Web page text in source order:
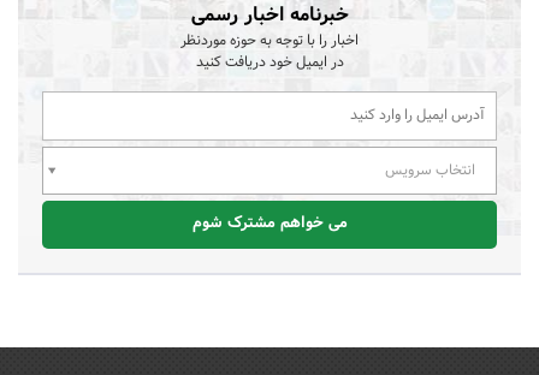
خبرنامه اخبار رسمی
اخبار را با توجه به حوزه موردنظر
در ایمیل خود دریافت کنید
انتخاب سرویس
می خواهم مشترک شوم